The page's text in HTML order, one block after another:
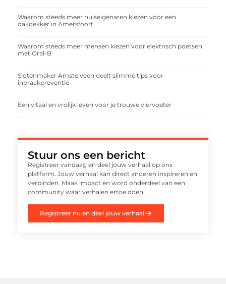
Waarom steeds meer huiseigenaren kiezen voor een
dakdekker in Amersfoort
Waarom steeds meer mensen kiezen voor elektrisch poetsen
met Oral-B
Slotenmaker Amstelveen deelt slimme tips voor
inbraakpreventie
Een vitaal en vrolijk leven voor je trouwe viervoeter
Stuur ons een bericht
Registreer vandaag en deel jouw verhaal op ons
platform. Jouw verhaal kan direct anderen inspireren en
verbinden. Maak impact en word onderdeel van een
community waar verhalen ertoe doen.
Registreer nu en deel jouw verhaal!